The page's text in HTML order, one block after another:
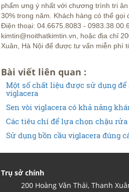
phẩm ưng ý nhất với chương trình tri
30% trong năm. Khách hàng có thể gọi
Điện thoại: 04.6675.8083 -
kimtin@noithatkimtin.vn, hoặc địa chỉ
Xuân, Hà Nội để được tư vấn miễn phí
Bài viết liên quan :
Một số chất liệu được sử dụng
viglacera
Sen vòi viglacera có khả năng
Các tiêu chí để lựa chọn chậu
Sử dụng bồn cầu viglacera đúng
Trụ sở chính
200 Hoàng Văn Thái, Thanh